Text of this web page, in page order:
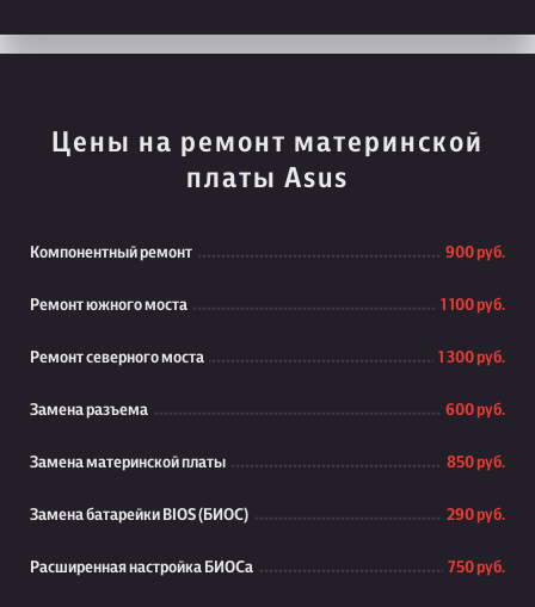
Цены на ремонт материнской
платы Asus
Компонентный ремонт 900 руб.
Ремонт южного моста 1 100 руб.
Ремонт северного моста 1 300 руб.
Замена разъема 600 руб.
Замена материнской платы 850 руб.
Замена батарейки BIOS (БИОС) 290 руб.
Расширенная настройка БИОСа 750 руб.